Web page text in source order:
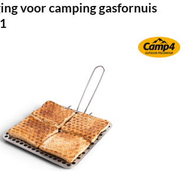
voor camping gasfornuis